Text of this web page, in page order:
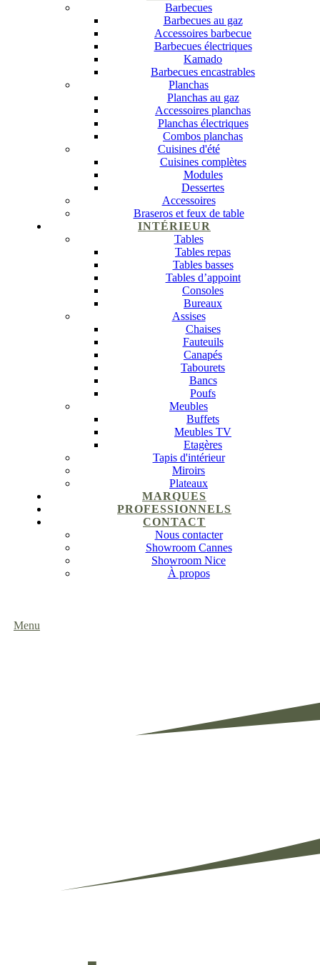
Barbecues
Barbecues au gaz
Accessoires barbecue
Barbecues électriques
Kamado
Barbecues encastrables
Planchas
Planchas au gaz
Accessoires planchas
Planchas électriques
Combos planchas
Cuisines d'été
Cuisines complètes
Modules
Dessertes
Accessoires
Braseros et feux de table
INTÉRIEUR
Tables
Tables repas
Tables basses
Tables d’appoint
Consoles
Bureaux
Assises
Chaises
Fauteuils
Canapés
Tabourets
Bancs
Poufs
Meubles
Buffets
Meubles TV
Etagères
Tapis d'intérieur
Miroirs
Plateaux
MARQUES
PROFESSIONNELS
CONTACT
Nous contacter
Showroom Cannes
Showroom Nice
À propos
Menu